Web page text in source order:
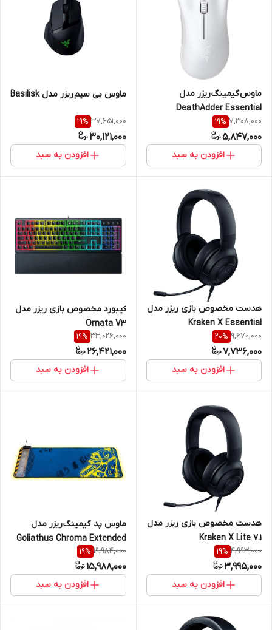
ماوس گیمینگ ریزر مدل
DeathAdder Essential
7,308,000
19%
5,847,000
افزودن به سبد
ماوس بی سیم ریزر مدل Basilisk
37,651,000
19%
30,121,000
افزودن به سبد
هدست مخصوص بازی ریزر مدل
Kraken X Essential
9,670,000
20%
7,736,000
افزودن به سبد
کیبورد مخصوص بازی ریزر مدل
Ornata V3
33,026,000
19%
26,421,000
افزودن به سبد
هدست مخصوص بازی ریزر مدل
Kraken X Lite 7.1
4,993,000
19%
3,995,000
افزودن به سبد
ماوس پد گیمینگ ریزر مدل
Goliathus Chroma Extended
Fortnite Edition
19,984,000
19%
15,988,000
افزودن به سبد